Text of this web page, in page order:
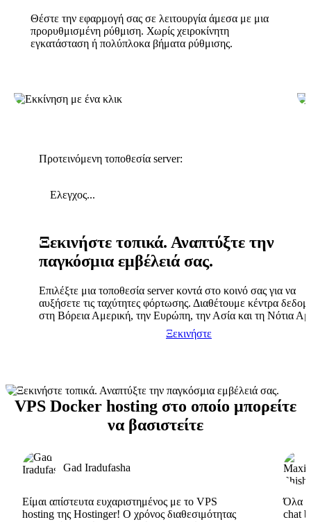
Θέστε την εφαρμογή σας σε λειτουργία άμεσα με μια
προρυθμισμένη ρύθμιση. Χωρίς χειροκίνητη
εγκατάσταση ή πολύπλοκα βήματα ρύθμισης.
Προτεινόμενη τοποθεσία server:
Ελεγχος...
Ξεκινήστε τοπικά. Αναπτύξτε την
παγκόσμια εμβέλειά σας.
Επιλέξτε μια τοποθεσία server κοντά στο κοινό σας για να
αυξήσετε τις ταχύτητες φόρτωσης. Διαθέτουμε κέντρα
στη Βόρεια Αμερική, την Ευρώπη, την Ασία και τη Νότια
Ξεκινήστε
VPS Docker hosting στο οποίο μπορείτε
να βασιστείτε
Gad Iradufasha
Είμαι απίστευτα ευχαριστημένος με το VPS
hosting της Hostinger! Ο χρόνος διαθεσιμότητας
Όλα
chat